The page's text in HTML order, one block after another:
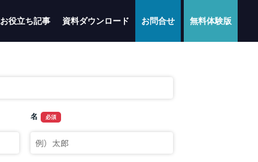
お役立ち記事 資料ダウンロード お問合せ 無料体験版